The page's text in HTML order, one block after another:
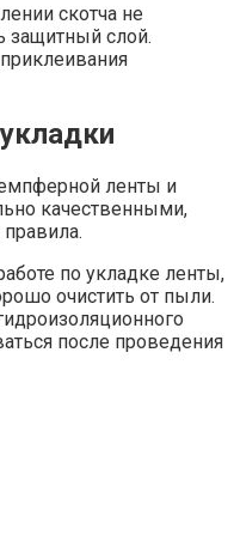
скотча не
защитный слой.
ленты и
качественными,
по укладке ленты,
очистить от пыли.
после проведения